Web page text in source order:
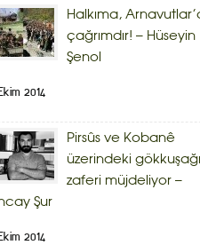
Halkıma,
çağrımdır! – Hüseyin
Şenol
2014
Pirsûs ve Kobanê
üzerindeki gökkuşağı
zaferi müjdeliyor –
Şur
2014